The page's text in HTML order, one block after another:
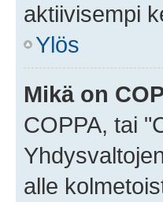
aktiivisempi
Ylös
Mikä on
COPPA, tai
alle